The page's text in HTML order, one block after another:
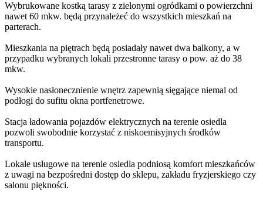
Wybrukowane kostką tarasy z zielonymi ogródkami o powierzchni
nawet 60 mkw. będą przynależeć do wszystkich mieszkań na
parterach.
Mieszkania na piętrach będą posiadały nawet dwa balkony, a w
przypadku wybranych lokali przestronne tarasy o pow. aż do 38
mkw.
Wysokie nasłonecznienie wnętrz zapewnią sięgające niemal od
podłogi do sufitu okna portfenetrowe.
Stacja ładowania pojazdów elektrycznych na terenie osiedla
pozwoli swobodnie korzystać z niskoemisyjnych środków
transportu.
Lokale usługowe na terenie osiedla podniosą komfort mieszkańców
z uwagi na bezpośredni dostęp do sklepu, zakładu fryzjerskiego czy
salonu piękności.